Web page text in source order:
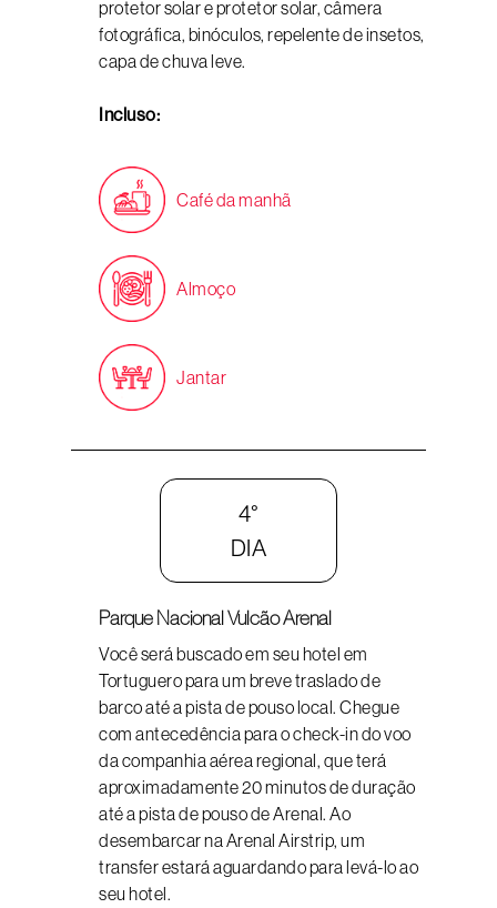
protetor solar e protetor solar, câmera
fotográfica, binóculos, repelente de insetos,
capa de chuva leve.
Incluso:
Café da manhã
Almoço
Jantar
4°
DIA
Parque Nacional Vulcão Arenal
Você será buscado em seu hotel em
Tortuguero para um breve traslado de
barco até a pista de pouso local. Chegue
com antecedência para o check-in do voo
da companhia aérea regional, que terá
aproximadamente 20 minutos de duração
até a pista de pouso de Arenal. Ao
desembarcar na Arenal Airstrip, um
transfer estará aguardando para levá-lo ao
seu hotel.